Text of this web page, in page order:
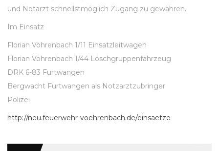
und Notarzt schnellstmöglich Zugang zu gewähren.
Im Einsatz
Florian Vöhrenbach 1/11 Einsatzleitwagen
Florian Vöhrenbach 1/44 Löschgruppenfahrzeug
DRK 6-83 Furtwangen
Bergwacht Furtwangen als Notzarztzubringer
Polizei
http://neu.feuerwehr-voehrenbach.de/einsaetze